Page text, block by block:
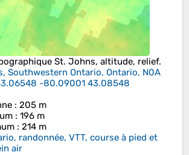
St. Johns, altitude, relief.
Southwestern Ontario, Ontario, N0A
-80.09001 43.08548
: 205 m
: 196 m
: 214 m
randonnée, VTT, course à pied et
air